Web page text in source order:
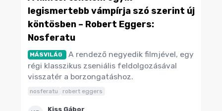
legismertebb vámpírja szó szerint új
köntösben – Robert Eggers:
Nosferatu
MÁSVILÁG
A rendező negyedik filmjével, egy
régi klasszikus zseniális feldolgozásával
visszatér a borzongatáshoz.
nosferatu robert eggers
Kiss Gábor